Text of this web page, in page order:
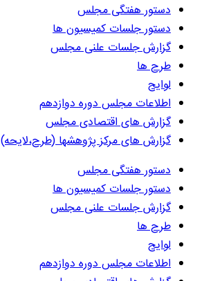
دستور هفتگی مجلس
دستور جلسات کمیسیون ها
گزارش جلسات علنی مجلس
طرح ها
لوایح
اطلاعات مجلس دوره دوازدهم
گزارش های اقتصادی مجلس
گزارش های مرکز پژوهشها (طرح،لایحه)
دستور هفتگی مجلس
دستور جلسات کمیسیون ها
گزارش جلسات علنی مجلس
طرح ها
لوایح
اطلاعات مجلس دوره دوازدهم